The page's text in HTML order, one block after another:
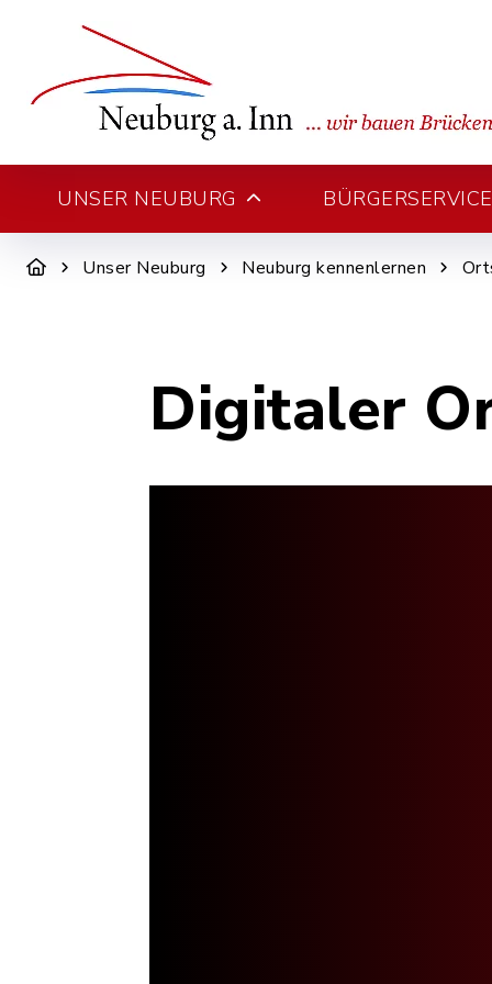
UNSER NEUBURG
Unser Neuburg Neuburg kennenlernen
Digitaler